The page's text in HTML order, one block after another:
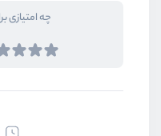
چه امتیازی